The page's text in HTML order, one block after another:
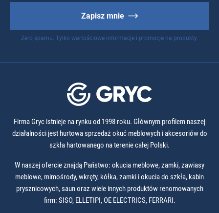
Zapisz mnie
Zero spamu. Tylko wartościowe informacje i promocje na produkty.
Firma Gryc istnieje na rynku od 1998 roku. Głównym profilem naszej
działalności jest hurtowa sprzedaż okuć meblowych i akcesoriów do
szkła hartowanego na terenie całej Polski.
W naszej ofercie znajdą Państwo: okucia meblowe, zamki, zawiasy
meblowe, mimośrody, wkręty, kółka, zamki i okucia do szkła, kabin
prysznicowych, saun oraz wiele innych produktów renomowanych
firm: SISO, ELLETIPI, OE ELECTRICS, FERRARI.